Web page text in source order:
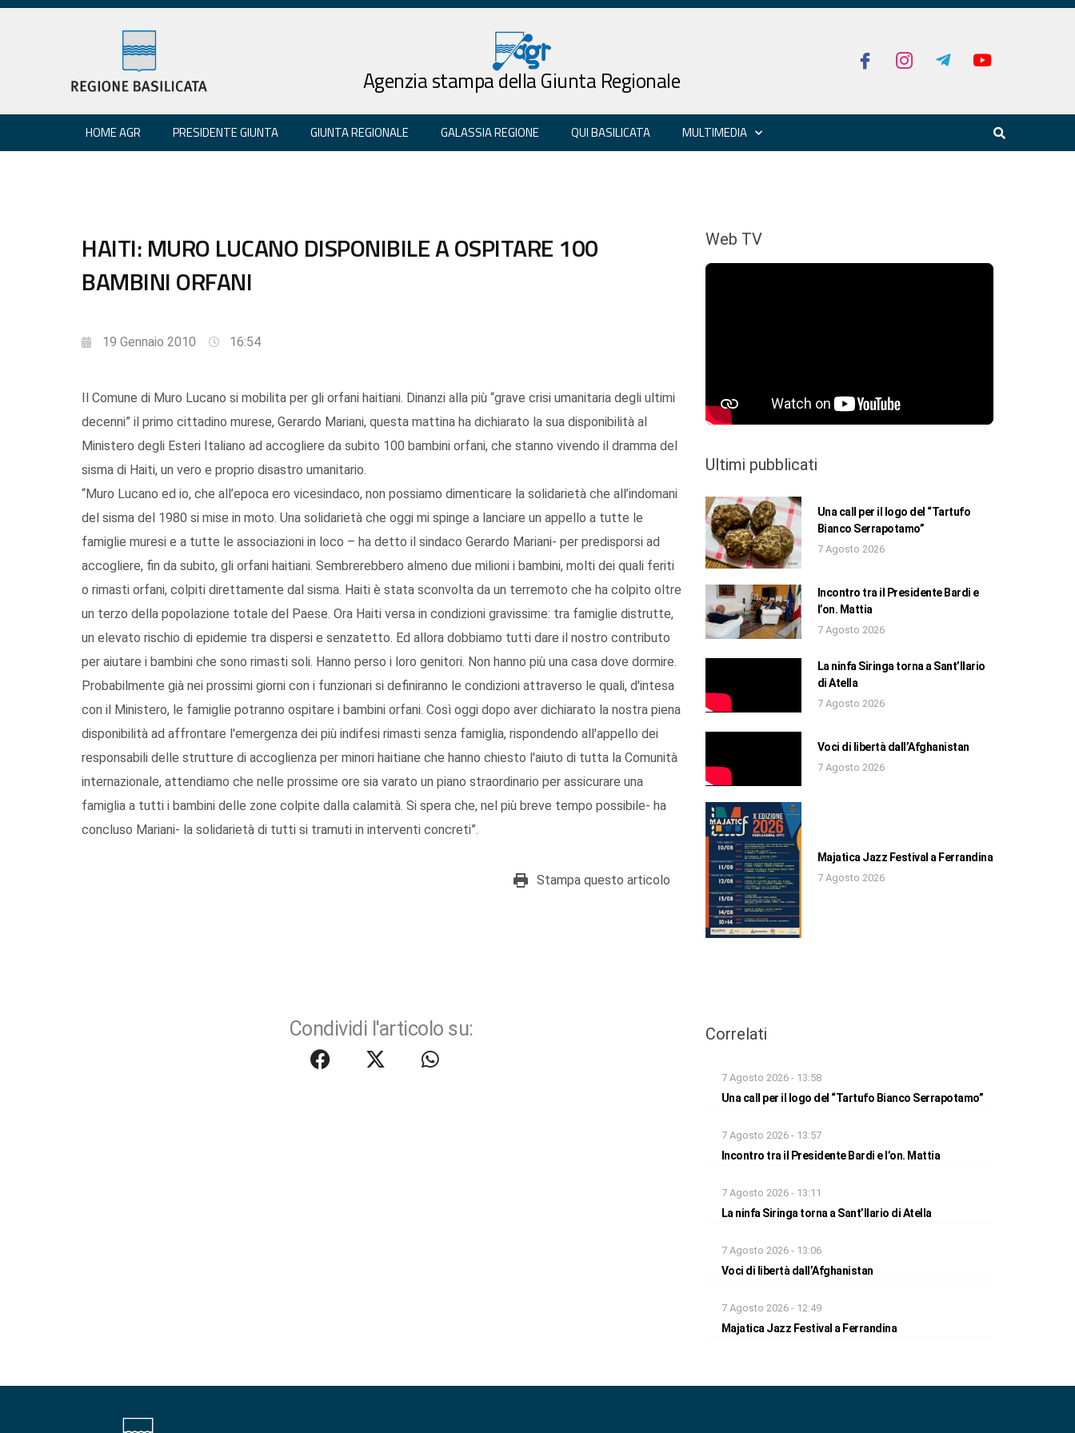
Agenzia stampa della Giunta Regionale
HOME AGR PRESIDENTE GIUNTA GIUNTA REGIONALE GALASSIA REGIONE QUI BASILICATA MULTIMEDIA
HAITI: MURO LUCANO DISPONIBILE A OSPITARE 100
BAMBINI ORFANI
19 Gennaio 2010 16:54
Il Comune di Muro Lucano si mobilita per gli orfani haitiani. Dinanzi alla più “grave crisi umanitaria degli ultimi
decenni” il primo cittadino murese, Gerardo Mariani, questa mattina ha dichiarato la sua disponibilità al
Ministero degli Esteri Italiano ad accogliere da subito 100 bambini orfani, che stanno vivendo il dramma del
sisma di Haiti, un vero e proprio disastro umanitario.
“Muro Lucano ed io, che all’epoca ero vicesindaco, non possiamo dimenticare la solidarietà che all’indomani
del sisma del 1980 si mise in moto. Una solidarietà che oggi mi spinge a lanciare un appello a tutte le
famiglie muresi e a tutte le associazioni in loco – ha detto il sindaco Gerardo Mariani- per predisporsi ad
accogliere, fin da subito, gli orfani haitiani. Sembrerebbero almeno due milioni i bambini, molti dei quali feriti
o rimasti orfani, colpiti direttamente dal sisma. Haiti è stata sconvolta da un terremoto che ha colpito oltre
un terzo della popolazione totale del Paese. Ora Haiti versa in condizioni gravissime: tra famiglie distrutte,
un elevato rischio di epidemie tra dispersi e senzatetto. Ed allora dobbiamo tutti dare il nostro contributo
per aiutare i bambini che sono rimasti soli. Hanno perso i loro genitori. Non hanno più una casa dove dormire.
Probabilmente già nei prossimi giorni con i funzionari si definiranno le condizioni attraverso le quali, d'intesa
con il Ministero, le famiglie potranno ospitare i bambini orfani. Così oggi dopo aver dichiarato la nostra piena
disponibilità ad affrontare l'emergenza dei più indifesi rimasti senza famiglia, rispondendo all'appello dei
responsabili delle strutture di accoglienza per minori haitiane che hanno chiesto l'aiuto di tutta la Comunità
internazionale, attendiamo che nelle prossime ore sia varato un piano straordinario per assicurare una
famiglia a tutti i bambini delle zone colpite dalla calamità. Si spera che, nel più breve tempo possibile- ha
concluso Mariani- la solidarietà di tutti si tramuti in interventi concreti”.
Stampa questo articolo
Condividi l'articolo su:
Web TV
Ultimi pubblicati
Una call per il logo del “Tartufo
Bianco Serrapotamo”
7 Agosto 2026
Incontro tra il Presidente Bardi e
l’on. Mattia
7 Agosto 2026
La ninfa Siringa torna a Sant’Ilario
di Atella
7 Agosto 2026
Voci di libertà dall’Afghanistan
7 Agosto 2026
Majatica Jazz Festival a Ferrandina
7 Agosto 2026
Correlati
7 Agosto 2026 - 13:58
Una call per il logo del “Tartufo Bianco Serrapotamo”
7 Agosto 2026 - 13:57
Incontro tra il Presidente Bardi e l’on. Mattia
7 Agosto 2026 - 13:11
La ninfa Siringa torna a Sant’Ilario di Atella
7 Agosto 2026 - 13:06
Voci di libertà dall’Afghanistan
7 Agosto 2026 - 12:49
Majatica Jazz Festival a Ferrandina